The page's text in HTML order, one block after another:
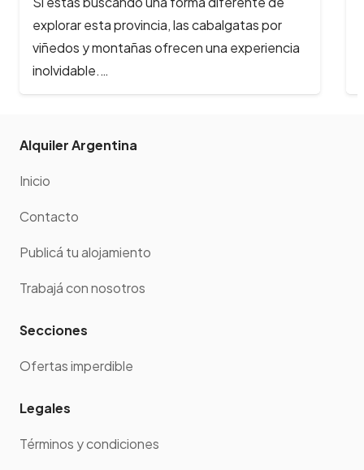
principales atractivos turísticos de la provincia
y reciben cada año, cientos de…
Alquiler Argentina
Inicio
Contacto
Publicá tu alojamiento
Trabajá con nosotros
Secciones
Ofertas imperdible
Legales
Términos y condiciones